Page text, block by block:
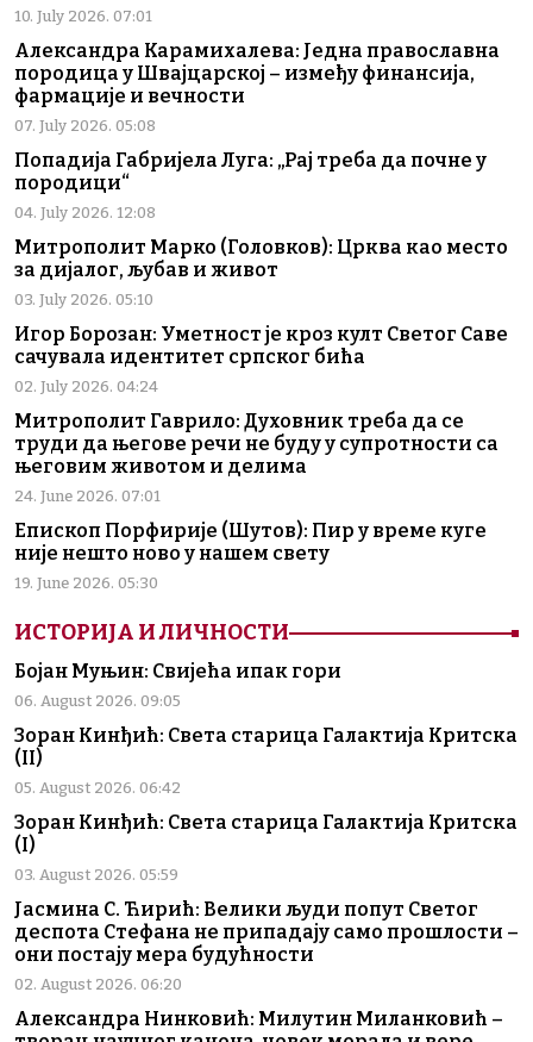
10. July 2026. 07:01
Александра Карамихалева: Једна православна
породица у Швајцарској – између финансија,
фармације и вечности
07. July 2026. 05:08
Попадија Габријела Луга: „Рај треба да почне у
породици“
04. July 2026. 12:08
Митрополит Марко (Головков): Црква као место
за дијалог, љубав и живот
03. July 2026. 05:10
Игор Борозан: Уметност је кроз култ Светог Саве
сачувала идентитет српског бића
02. July 2026. 04:24
Митрополит Гаврило: Духовник треба да се
труди да његове речи не буду у супротности са
његовим животом и делима
24. June 2026. 07:01
Епископ Порфирије (Шутов): Пир у време куге
није нешто ново у нашем свету
19. June 2026. 05:30
ИСТОРИЈА И ЛИЧНОСТИ
Бојан Муњин: Свијећа ипак гори
06. August 2026. 09:05
Зоран Кинђић: Света старица Галактија Критска
(II)
05. August 2026. 06:42
Зоран Кинђић: Света старица Галактија Критска
(I)
03. August 2026. 05:59
Јасмина С. Ћирић: Велики људи попут Светог
деспота Стефана не припадају само прошлости –
они постају мера будућности
02. August 2026. 06:20
Александра Нинковић: Милутин Миланковић –